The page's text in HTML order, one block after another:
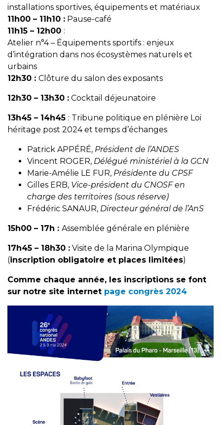
installations sportives, équipements et matériaux
11h00 – 11h10 : Pause-café
11h15 – 12h00 :
Atelier n°4 – Équipements sportifs : enjeux
d’intégration dans nos écosystèmes naturels et
urbains
12h30 : Clôture du salon des exposants
12h30 – 13h30 : Cocktail déjeunatoire
13h45 – 14h45 : Tribune politique en plénière Loi
héritage post 2024 et temps d’échanges
Patrick APPÉRÉ, Président de l’ANDES
Vincent ROGER, Délégué ministériel à la GCN
Marie-Amélie LE FUR, Présidente du CPSF
Gilles ERB, Vice-président du CNOSF en
charge des territoires (sous réserve)
Frédéric SANAUR, Directeur général de l’AnS
15h00 – 17h : Assemblée générale en plénière
17h45 – 18h30 : Visite de la Marina Olympique
(inscription obligatoire et places limitées)
Comme chaque année, les inscriptions se font
sur notre site internet page congrès 2024